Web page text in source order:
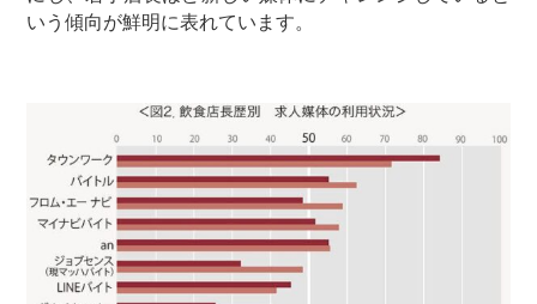
いう傾向が鮮明に表れています。